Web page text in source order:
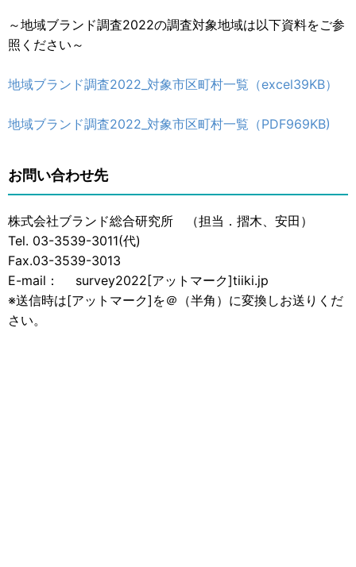
～地域ブランド調査2022の調査対象地域は以下資料をご参
照ください～
地域ブランド調査2022_対象市区町村一覧（excel39KB）
地域ブランド調査2022_対象市区町村一覧（PDF969KB)
お問い合わせ先
株式会社ブランド総合研究所 （担当．摺木、安田）
Tel. 03-3539-3011(代)
Fax.03-3539-3013
E-mail： survey2022[アットマーク]tiiki.jp
※送信時は[アットマーク]を＠（半角）に変換しお送りくだ
さい。